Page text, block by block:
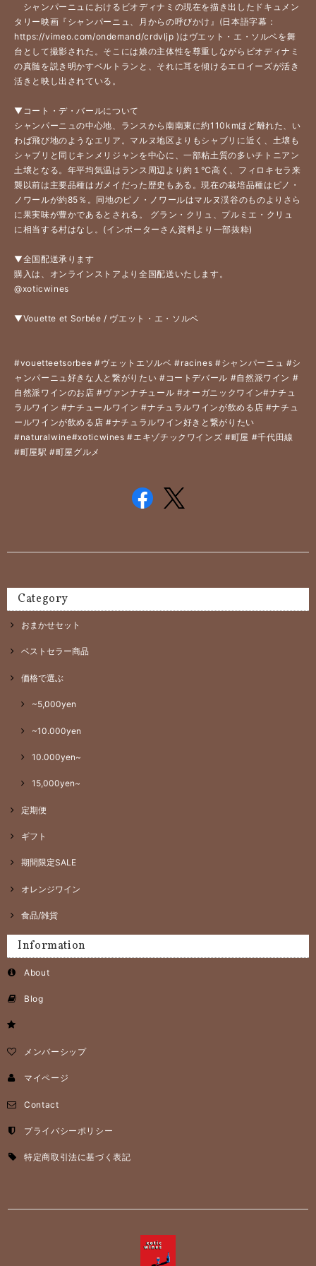
シャンパーニュにおけるビオディナミの現在を描き出したドキュメン
タリー映画『シャンパーニュ、月からの呼びかけ』(日本語字幕：
https://vimeo.com/ondemand/crdvljp )はヴエット・エ・ソルベを舞
台として撮影された。そこには娘の主体性を尊重しながらビオディナミ
の真髄を説き明かすベルトランと、それに耳を傾けるエロイーズが活き
活きと映し出されている。
▼コート・デ・バールについて
シャンパーニュの中心地、ランスから南南東に約110kmほど離れた、い
わば飛び地のようなエリア。マルヌ地区よりもシャブリに近く、土壌も
シャブリと同じキンメリジャンを中心に、一部粘土質の多いチトニアン
土壌となる。年平均気温はランス周辺より約１℃高く、フィロキセラ来
襲以前は主要品種はガメイだった歴史もある。現在の栽培品種はピノ・
ノワールが約85％。同地のピノ・ノワールはマルヌ渓谷のものよりさら
に果実味が豊かであるとされる。 グラン・クリュ、プルミエ・クリュ
に相当する村はなし。(インポーターさん資料より一部抜粋)
▼全国配送承ります
購入は、オンラインストアより全国配送いたします。
@xoticwines
▼Vouette et Sorbée / ヴエット・エ・ソルベ
#vouetteetsorbee #ヴェットエソルベ #racines #シャンパーニュ #シ
ャンパーニュ好きな人と繋がりたい #コートデバール #自然派ワイン #
自然派ワインのお店 #ヴァンナチュール #オーガニックワイン#ナチュ
ラルワイン #ナチュールワイン #ナチュラルワインが飲める店 #ナチュ
ールワインが飲める店 #ナチュラルワイン好きと繋がりたい
#naturalwine#xoticwines #エキゾチックワインズ #町屋 #千代田線
#町屋駅 #町屋グルメ
Category
おまかせセット
ベストセラー商品
価格で選ぶ
~5,000yen
~10.000yen
10.000yen~
15,000yen~
定期便
ギフト
期間限定SALE
オレンジワイン
食品/雑貨
Information
About
Blog
メンバーシップ
マイページ
Contact
プライバシーポリシー
特定商取引法に基づく表記